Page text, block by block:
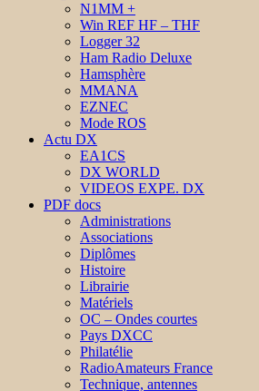
N1MM +
Win REF HF – THF
Logger 32
Ham Radio Deluxe
Hamsphère
MMANA
EZNEC
Mode ROS
Actu DX
EA1CS
DX WORLD
VIDEOS EXPE. DX
PDF docs
Administrations
Associations
Diplômes
Histoire
Librairie
Matériels
OC – Ondes courtes
Pays DXCC
Philatélie
RadioAmateurs France
Technique, antennes